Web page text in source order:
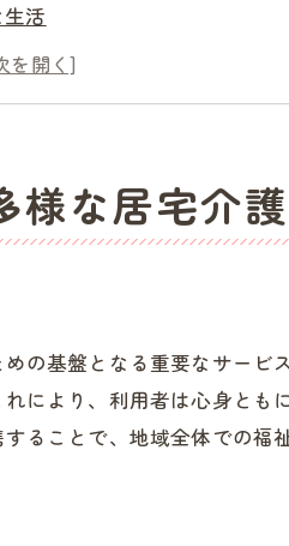
活
実度
ズケア
ント
居宅介護と移動支援
提供
体制
応
な居宅介
の基盤となる重要なサービ
により、利用者は心身とも
ることで、地域全体での福